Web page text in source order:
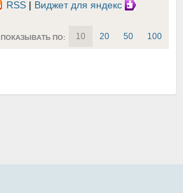
RSS | Виджет для яндекс
ПОКАЗЫВАТЬ ПО: 10 20 50 100